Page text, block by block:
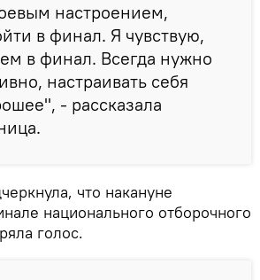
настроением,
в финал. Я чувствую,
в финал. Всегда нужно
настраивать себя
- рассказала
что накануне
национального отборочного
голос.